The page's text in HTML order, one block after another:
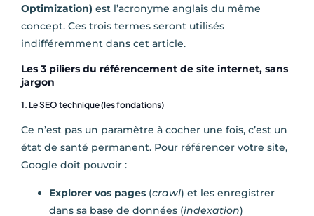
Optimization) est l’acronyme anglais du même
concept. Ces trois termes seront utilisés
indifféremment dans cet article.
Les 3 piliers du référencement de site internet, sans
jargon
1. Le SEO technique (les fondations)
Ce n’est pas un paramètre à cocher une fois, c’est un
état de santé permanent. Pour référencer votre site,
Google doit pouvoir :
Explorer vos pages (crawl) et les enregistrer
dans sa base de données (indexation)